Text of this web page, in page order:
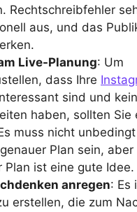
Rechtschreibfehler
aus, und das
Live-Planung: Um
dass Ihre
sind und
haben, sollten Sie
muss nicht
Plan sein,
Plan ist eine gute Idee.
anregen: Es
erstellen, die zum